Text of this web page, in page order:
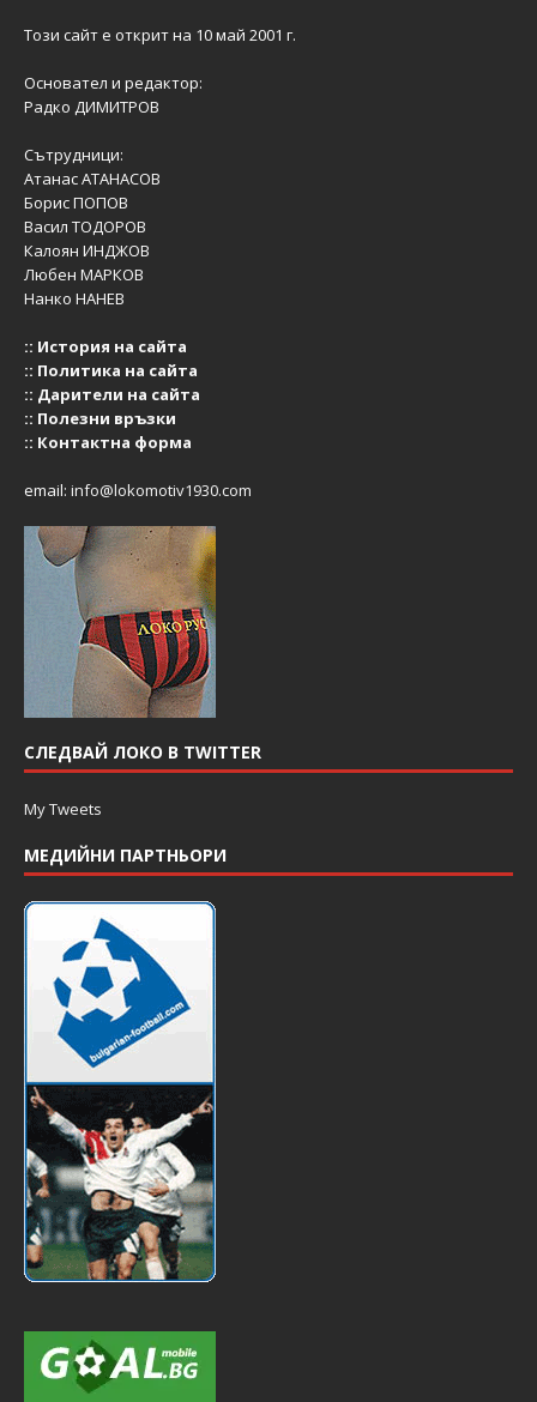
Този сайт е открит на 10 май 2001 г.
Основател и редактор:
Радко ДИМИТРОВ
Сътрудници:
Атанас АТАНАСОВ
Борис ПОПОВ
Васил ТОДОРОВ
Калоян ИНДЖОВ
Любен МАРКОВ
Нанко НАНЕВ
:: История на сайта
:: Политика на сайта
:: Дарители на сайта
:: Полезни връзки
:: Контактна форма
email: info@lokomotiv1930.com
СЛЕДВАЙ ЛОКО В TWITTER
My Tweets
МЕДИЙНИ ПАРТНЬОРИ